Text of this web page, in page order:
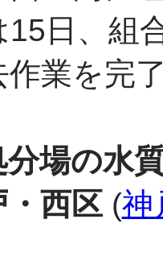
15日、組
作業を完
場の水
西区(神